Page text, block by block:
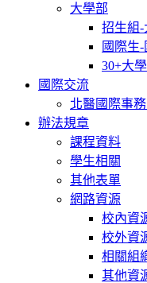
大學部
招生組-
國際生
30+大
國際交流
北醫國際事
辦法規章
課程資料
學生相關
其他表單
網路資源
校內資
校外資
相關組
其他資